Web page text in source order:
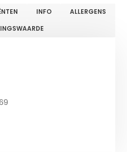
INFO
ALLERGENS